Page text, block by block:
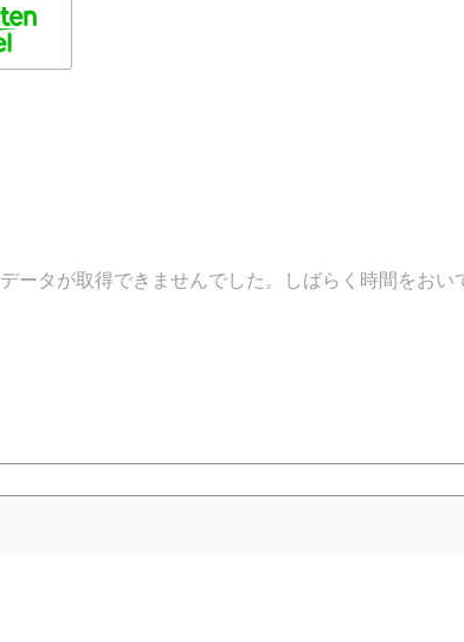
データが取得できませんでした。しばらく時間をおい